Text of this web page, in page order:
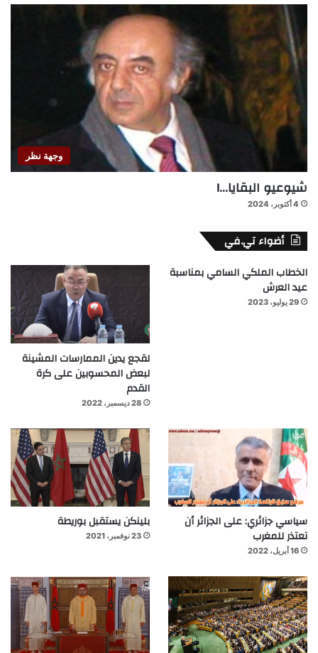
وجهة نظر
شيوعيو البقايا…!
4 أكتوبر، 2024
أضواء تي.في
الخطاب الملكي السامي بمناسبة
عيد العرش
29 يوليو، 2023
لقجع يدين الممارسات المشينة
لبعض المحسوبين على كرة
القدم
28 ديسمبر، 2022
سياسي جزائري: على الجزائر أن
تعتذر للمغرب
16 أبريل، 2022
بلينكن يستقبل بوريطة
23 نوفمبر، 2021